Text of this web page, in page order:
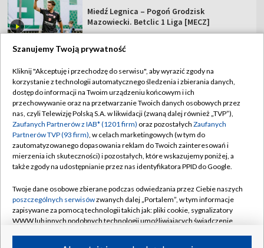
Miedź Legnica – Pogoń Grodzisk
Mazowiecki. Betclic 1 Liga [MECZ]
TVP
Abonament TVP
Sklep TVP
Biuro Reklamy
Oferta Handlowa
Emisja w TVP
Rada Programowa
Ogłoszenia przetargowe
Regulamin TVP
Polityka prywatności
Moje zgody
Biuro reklamy
Kanały
©2026 Telewizja Polska Spółka Akcyjna w likwidacji
Szanujemy Twoją prywatność
Kliknij "Akceptuję i przechodzę do serwisu", aby wyrazić zgody na
korzystanie z technologii automatycznego śledzenia i zbierania danych,
dostęp do informacji na Twoim urządzeniu końcowym i ich
przechowywanie oraz na przetwarzanie Twoich danych osobowych przez
nas, czyli Telewizję Polską S.A. w likwidacji (zwaną dalej również „TVP”),
Zaufanych Partnerów z IAB* (1201 firm) oraz pozostałych Zaufanych
Partnerów TVP (93 firm), w celach marketingowych (w tym do
zautomatyzowanego dopasowania reklam do Twoich zainteresowań i
mierzenia ich skuteczności) i pozostałych, które wskazujemy poniżej, a
także zgody na udostępnianie przez nas identyfikatora PPID do Google.
Twoje dane osobowe zbierane podczas odwiedzania przez Ciebie naszych
poszczególnych serwisówzwanych dalej „Portalem”, w tym informacje
zapisywane za pomocą technologii takich jak: pliki cookie, sygnalizatory
WWW lub innych podobnych technologii umożliwiających świadczenie